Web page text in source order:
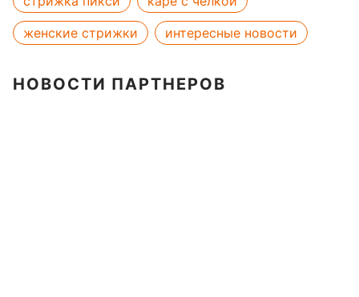
женские стрижки
интересные новости
НОВОСТИ ПАРТНЕРОВ